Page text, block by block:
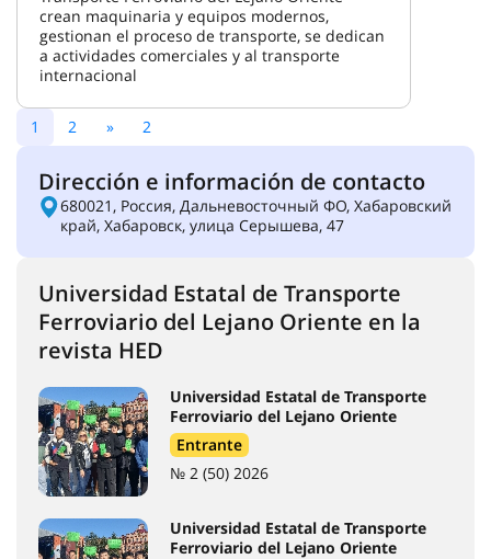
crean maquinaria y equipos modernos,
gestionan el proceso de transporte, se dedican
a actividades comerciales y al transporte
internacional
1 2 » 2
Dirección e información de contacto
680021, Россия, Дальневосточный ФО, Хабаровский
край, Хабаровск, улица Серышева, 47
Universidad Estatal de Transporte
Ferroviario del Lejano Oriente en la
revista HED
Universidad Estatal de Transporte
Ferroviario del Lejano Oriente
Entrante
№ 2 (50) 2026
Universidad Estatal de Transporte
Ferroviario del Lejano Oriente